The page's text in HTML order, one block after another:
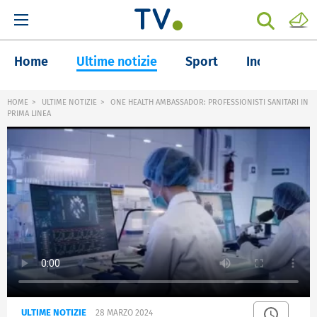
Home Ultime notizie Sport Inchieste
HOME ULTIME NOTIZIE
ONE HEALTH AMBASSADOR: PROFESSIONISTI SANITARI IN
PRIMA LINEA
ULTIME NOTIZIE 28 MARZO 2024